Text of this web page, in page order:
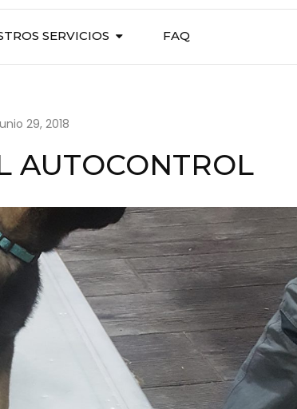
SERVICIOS FAQ
29, 2018
AUTOCONTROL